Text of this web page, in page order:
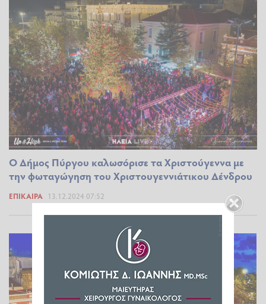
Ο Δήμος Πύργου καλωσόρισε τα Χριστούγεννα με
την φωταγώγηση του Χριστουγεννιάτικου Δένδρου
ΕΠΊΚΑΙΡΑ 13.12.2024 07:52